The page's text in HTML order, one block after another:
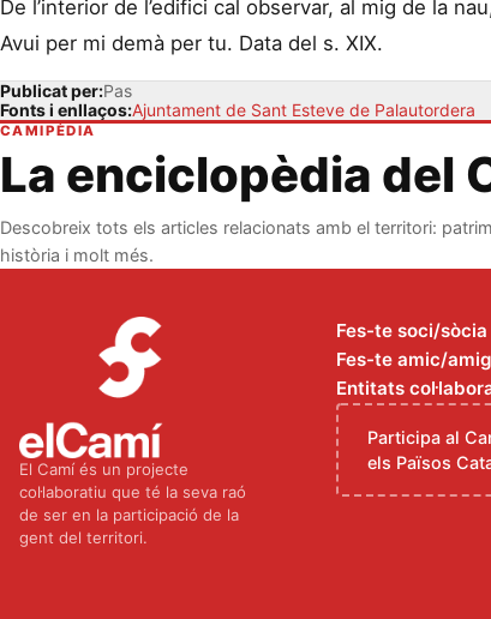
De l’interior de l’edifici cal observar, al mig de la
Avui per mi demà per tu. Data del s. XIX.
Publicat per:Pas
Fonts i enllaços:Ajuntament de Sant Esteve de Palautordera
CAMIPÈDIA
La enciclopèdia del
Descobreix tots els articles relacionats amb el territori:
història i molt més.
El Camí és un projecte
col·laboratiu que té la seva raó
de ser en la participació de la
gent del territori.
Fes-te soci/
Fes-te amic/
Entitats
Participa al
els Països